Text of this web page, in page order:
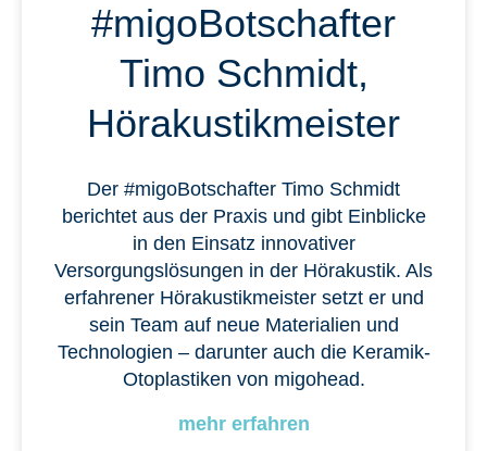
#migoBotschafter
Timo Schmidt,
Hörakustikmeister
Der #migoBotschafter Timo Schmidt
berichtet aus der Praxis und gibt Einblicke
in den Einsatz innovativer
Versorgungslösungen in der Hörakustik. Als
erfahrener Hörakustikmeister setzt er und
sein Team auf neue Materialien und
Technologien – darunter auch die Keramik-
Otoplastiken von migohead.
mehr erfahren